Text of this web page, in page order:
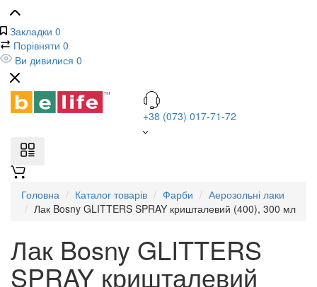
Закладки 0
Порівняти 0
Ви дивилися 0
+38 (073) 017-71-72
Головна Каталог товарів Фарби
Аерозольні лаки
Лак Bosny GLITTERS SPRAY кришталевий (400), 300 мл
Лак Bosny GLITTERS
SPRAY кришталевий